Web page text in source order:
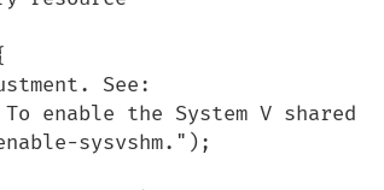
To enable the System V shared
sysvshm.");